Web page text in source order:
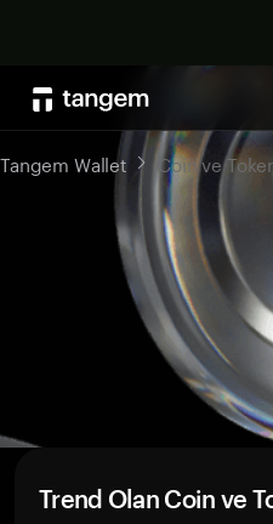
Tangem Wallet Coin ve
Trend Olan Coin ve